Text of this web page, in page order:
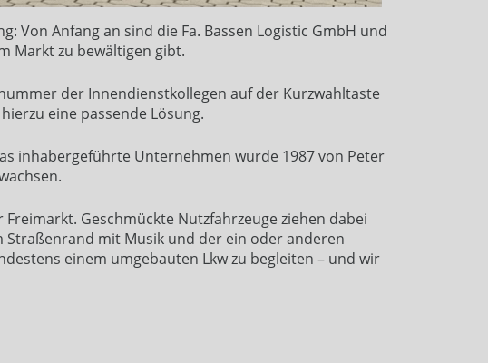
Von Anfang an sind die Fa. Bassen Logistic GmbH und
Markt zu bewältigen gibt.
der Innendienstkollegen auf der Kurzwahltaste
eine passende Lösung.
inhabergeführte Unternehmen wurde 1987 von Peter
Geschmückte Nutzfahrzeuge ziehen dabei
mit Musik und der ein oder anderen
einem umgebauten Lkw zu begleiten – und wir